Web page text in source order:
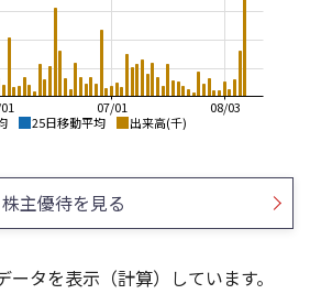
25日移動平均 出来高(千)
08/03
07/01
300
320
340
株主優待を見る
タを表示（計算）しています。